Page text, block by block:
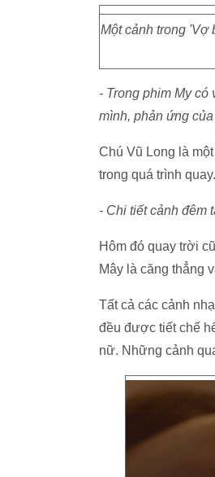
Một cảnh trong 'Vợ
- Trong phim My
mình, phản ứng
Chú Vũ Long là
trong quá trình quay.
- Chi tiết cảnh đêm
Hôm đó quay trời
Mây là căng thẳng
Tất cả các cảnh
đều được tiết chế
nữ. Những cảnh